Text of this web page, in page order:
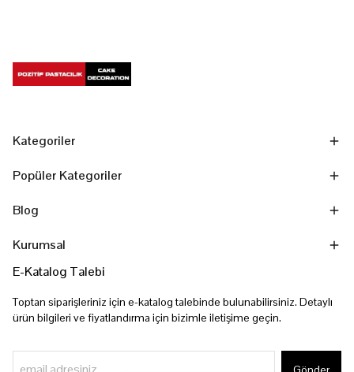
Kategoriler
Popüler Kategoriler
Blog
Kurumsal
E-Katalog Talebi
Toptan siparişleriniz için e-katalog talebinde bulunabilirsiniz. Detaylı
ürün bilgileri ve fiyatlandırma için bizimle iletişime geçin.